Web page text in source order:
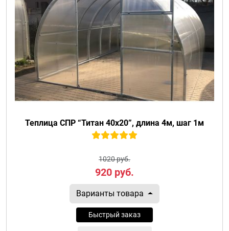
Теплица СПР “Титан 40х20”, длина 4м, шаг 1м
1020 руб.
920 руб.
Варианты товара
Быстрый заказ